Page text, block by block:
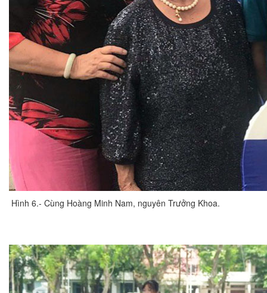
Hình 6.- Cùng Hoàng Minh Nam, nguyên Trưởng Khoa.